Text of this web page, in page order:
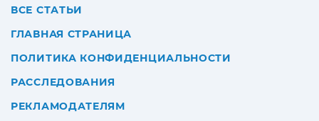
ВСЕ СТАТЬИ
ГЛАВНАЯ СТРАНИЦА
ПОЛИТИКА КОНФИДЕНЦИАЛЬНОСТИ
РАССЛЕДОВАНИЯ
РЕКЛАМОДАТЕЛЯМ